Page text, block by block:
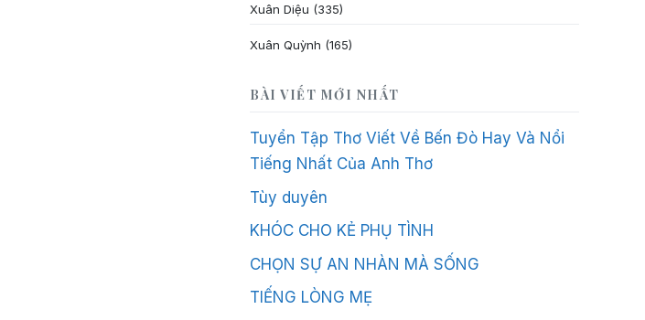
Xuân Diệu (335)
Xuân Quỳnh (165)
BÀI VIẾT MỚI NHẤT
Tuyển Tập Thơ Viết Về Bến Đò Hay Và Nổi
Tiếng Nhất Của Anh Thơ
Tùy duyên
KHÓC CHO KẺ PHỤ TÌNH
CHỌN SỰ AN NHÀN MÀ SỐNG
TIẾNG LÒNG MẸ